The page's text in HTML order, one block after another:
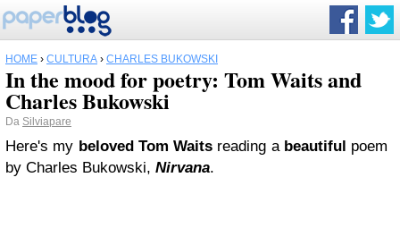
HOME › CULTURA › CHARLES BUKOWSKI
In the mood for poetry: Tom Waits and
Charles Bukowski
Da Silviapare
Here's my beloved Tom Waits reading a beautiful poem
by Charles Bukowski, Nirvana.